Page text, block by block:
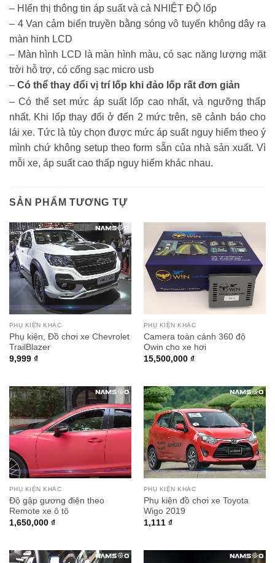
– HIển thị thông tin áp suất và cả NHIỆT ĐỘ lốp
– 4 Van cảm biến truyền bằng sóng vô tuyến không dây ra
màn hinh LCD
– Màn hình LCD là màn hình màu, có sạc năng lượng mặt
trời hỗ trợ, có cổng sạc micro usb
– Có thể thay đổi vị trí lốp khi đảo lốp rất đơn giản
– Có thể set mức áp suất lốp cao nhất, và ngưỡng thấp
nhất. Khi lốp thay đổi ở đến 2 mức trên, sẽ cảnh báo cho
lái xe. Tức là tùy chọn được mức áp suất nguy hiểm theo ý
mình chứ không setup theo form sẵn của nhà sản xuất. Vì
mỗi xe, áp suất cao thấp nguy hiểm khác nhau.
SẢN PHẨM TƯƠNG TỰ
PHỤ KIỆN KHÁC
Phụ kiện, Đồ chơi xe Chevrolet
TrailBlazer
9,999 ₫
PHỤ KIỆN KHÁC
Camera toàn cảnh 360 độ
Owin cho xe hơi
15,500,000 ₫
PHỤ KIỆN KHÁC
Độ gập gương điện theo
Remote xe ô tô
1,650,000 ₫
PHỤ KIỆN KHÁC
Phụ kiện đồ chơi xe Toyota
Wigo 2019
1,111 ₫